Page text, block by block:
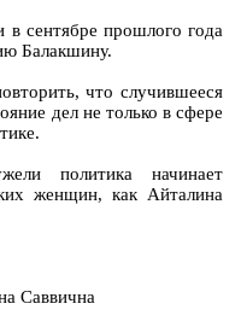
сентябре прошлого года
Балакшину.
что случившееся
дел не только в сфере
политика начинает
женщин, как Айталина
Саввична